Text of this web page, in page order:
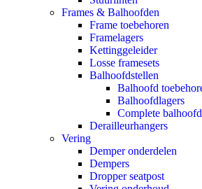
Frames & Balhoofden
Frame toebehoren
Framelagers
Kettinggeleider
Losse framesets
Balhoofdstellen
Balhoofd
Balhoofdlagers
Complete
Derailleurhangers
Vering
Demper onderdelen
Dempers
Dropper seatpost